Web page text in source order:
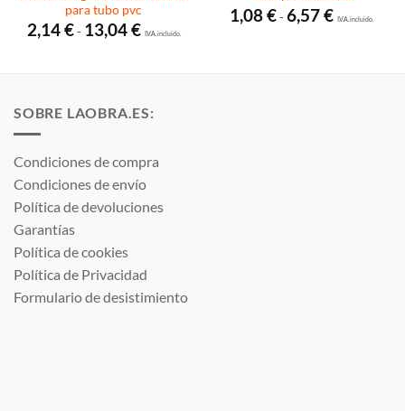
para tubo pvc
2,14€ - 13,04€Rango
de
I.V.A. incluido.
1,08€-6,57€Rango
de
I.V.A. incluido.
SOBRE LAOBRA.ES:
Condiciones de compra
Condiciones de envío
Política de devoluciones
Garantías
Política de cookies
Política de Privacidad
Formulario de desistimiento